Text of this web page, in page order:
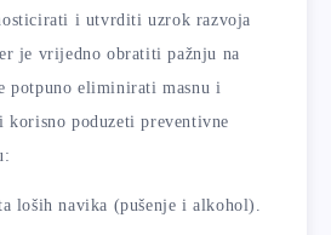
i utvrditi uzrok razvoja
je vrijedno obratiti pažnju na
potpuno eliminirati masnu i
korisno poduzeti preventivne
loših navika (pušenje i alkohol).